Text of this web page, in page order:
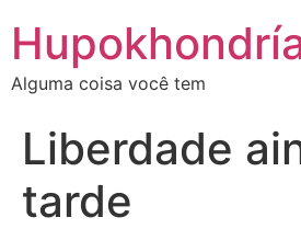
para
conteúdo
Alguma coisa você tem
Liberdade
tarde